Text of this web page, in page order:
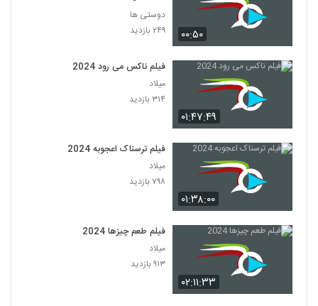
۰۰:۵۰
دوستی ها
۲۴۹ بازدید
۰۱:۴۷:۴۹
فیلم ناکس می رود 2024
میلاد
۳۱۴ بازدید
۰۱:۳۸:۰۰
فیلم ترسناک اعجوبه 2024
میلاد
۷۹۸ بازدید
۰۲:۱۱:۳۳
فیلم طعم چیزها 2024
میلاد
۹۱۳ بازدید